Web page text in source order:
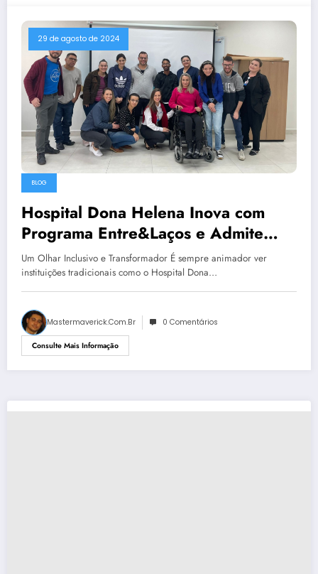
29 de agosto de 2024
BLOG
Hospital Dona Helena Inova com
Programa Entre&Laços e Admite
Novos Funcionários
Um Olhar Inclusivo e Transformador É sempre animador ver
instituições tradicionais como o Hospital Dona…
Mastermaverick.com.br 0 Comentários
Consulte Mais Informação